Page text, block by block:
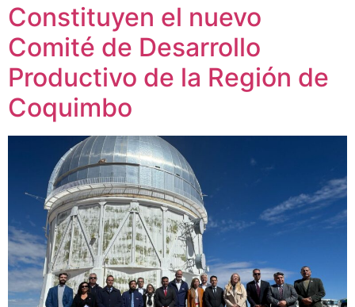
Constituyen el nuevo
Comité de Desarrollo
Productivo de la Región de
Coquimbo